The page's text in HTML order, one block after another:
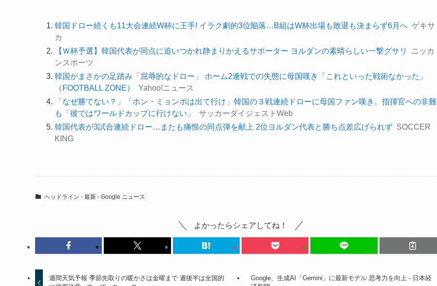
韓国ドロー続くも11大会連続W杯に王手! イラク劇的3位陥落…B組はW杯出場も敗退も決まらず6月へ ゲキサ
カ
【Ｗ杯予選】韓国代表が同点に追いつかれ静まりかえるサポーター ヨルダンの素晴らしい一撃グサリ
ニッカ
ンスポーツ
韓国がまさかの足踏み「屈辱的なドロー」 ホーム2連戦での失態に母国嘆き「これといった戦術なかった」
（FOOTBALL ZONE）
Yahoo!ニュース
「なぜ勝てない？」「ホン・ミョンボは出て行け」韓国の３戦連続ドローに母国ファン嘆き。指揮官への非難
も「彼ではワールドカップに行けない」
サッカーダイジェストWeb
韓国代表が3試合連続ドロー…またも痛恨の同点弾を献上 2位ヨルダン代表と勝ち点差広げられず SOCCER
KING
ヘッドライン - 最新 - Google ニュース
よかったらシェアしてね！
週間天気予報 季節先取りの暖かさは金曜まで 週後半は全国的
Google、生成AI「Gemini」に最新モデル 思考力を向上 - 日本経